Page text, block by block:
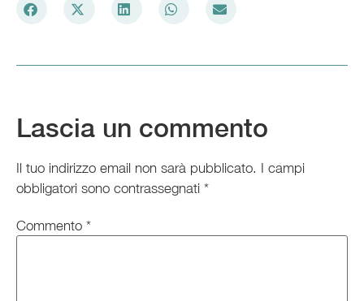
Lascia un commento
Il tuo indirizzo email non sarà pubblicato. I campi
obbligatori sono contrassegnati *
Commento *